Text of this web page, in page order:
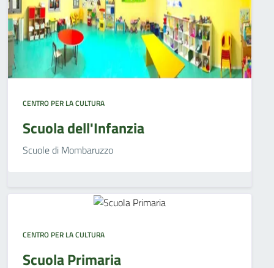
CENTRO PER LA CULTURA
Scuola dell'Infanzia
Scuole di Mombaruzzo
CENTRO PER LA CULTURA
Scuola Primaria